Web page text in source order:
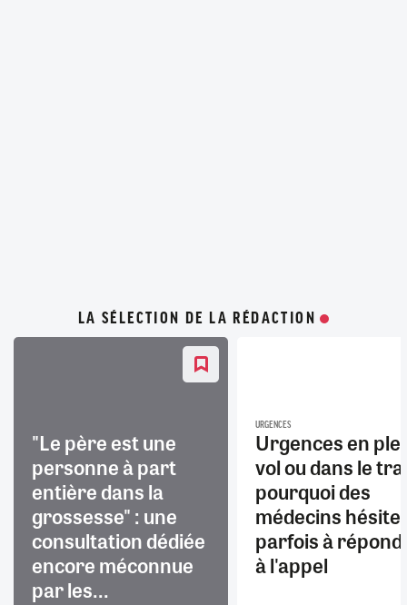
LA SÉLECTION DE LA RÉDACTION
"Le père est une
personne à part
entière dans la
grossesse" : une
consultation dédiée
encore méconnue
par les...
URGENCES
Urgences en
vol ou dans le
pourquoi des
médecins
parfois à
à l'appel